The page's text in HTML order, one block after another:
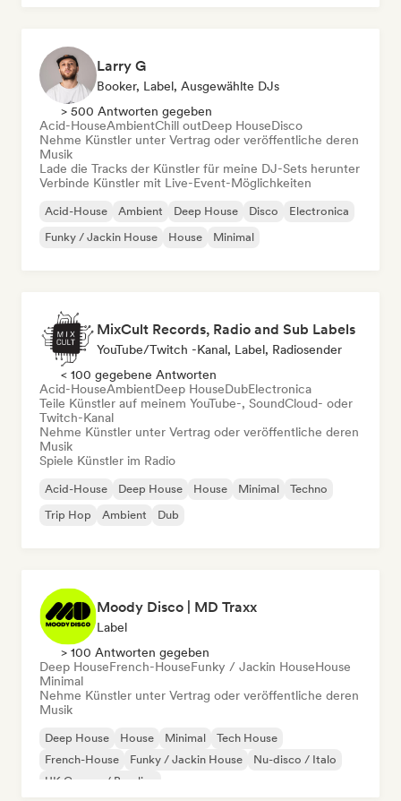
Larry G
Booker, Label, Ausgewählte DJs
> 500 Antworten gegeben
Acid-HouseAmbientChill outDeep HouseDisco
Nehme Künstler unter Vertrag oder veröffentliche deren
Musik
Lade die Tracks der Künstler für meine DJ-Sets herunter
Verbinde Künstler mit Live-Event-Möglichkeiten
Acid-House Ambient Deep House Disco
Electronica
Funky / Jackin House
House Minimal
MixCult Records, Radio and Sub Labels
YouTube/Twitch -Kanal, Label, Radiosender
< 100 gegebene Antworten
Acid-HouseAmbientDeep HouseDubElectronica
Teile Künstler auf meinem YouTube-, SoundCloud- oder
Twitch-Kanal
Nehme Künstler unter Vertrag oder veröffentliche deren
Musik
Spiele Künstler im Radio
Acid-House Deep House House Minimal
Techno
Trip Hop
Ambient Dub
Moody Disco | MD Traxx
Label
> 100 Antworten gegeben
Deep HouseFrench-HouseFunky / Jackin HouseHouse
Minimal
Nehme Künstler unter Vertrag oder veröffentliche deren
Musik
Deep House House Minimal
Tech House
French-House
Funky / Jackin House
Nu-disco / Italo
UK Garage / Bassline